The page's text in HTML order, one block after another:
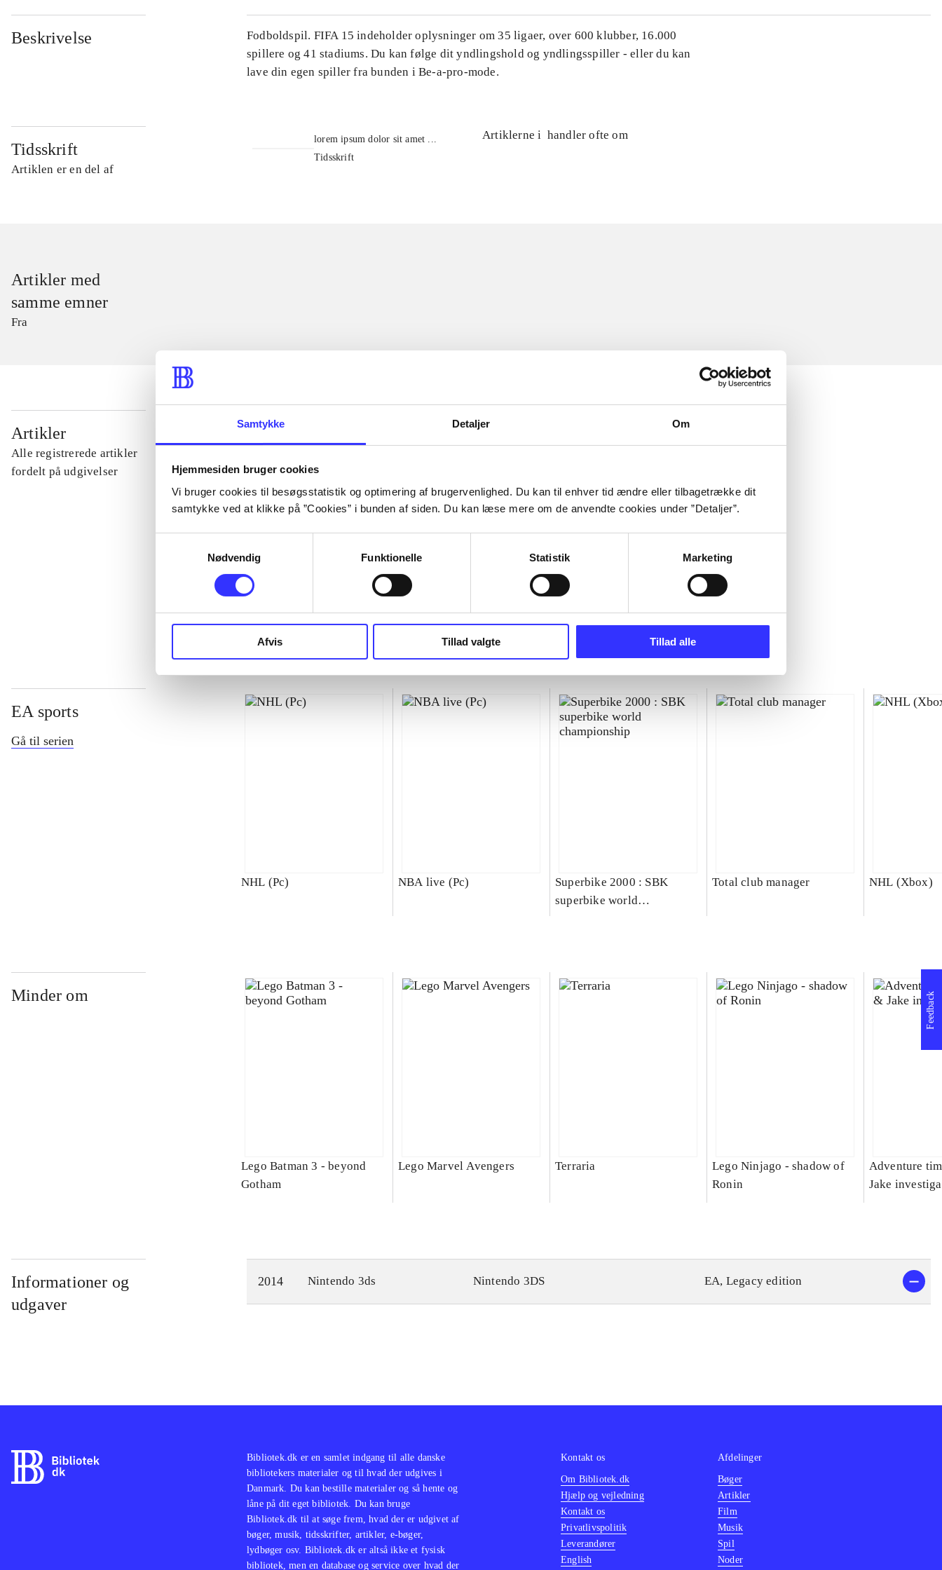
Samtykke Detaljer Om
Hjemmesiden bruger cookies
Vi bruger cookies til besøgsstatistik og optimering af brugervenlighed. Du kan til enhver tid ændre eller tilbagetrække dit
samtykke ved at klikke på ”Cookies” i bunden af siden. Du kan læse mere om de anvendte cookies under ”Detaljer”.
Nødvendig
Funktionelle Statistik Marketing
Afvis Tillad valgte Tillad alle
Beskrivelse
Fodboldspil. FIFA 15 indeholder oplysninger om 35 ligaer, over 600 klubber, 16.000
spillere og 41 stadiums. Du kan følge dit yndlingshold og yndlingsspiller - eller du kan
lave din egen spiller fra bunden i Be-a-pro-mode.
Tidsskrift
Artiklen er en del af
lorem ipsum dolor sit amet ...
Tidsskrift
Artiklerne i handler ofte om
Artikler med
samme emner
Fra
Artikler
Alle registrerede artikler
fordelt på udgivelser
...
...
...
...
EA sports
Gå til serien
NHL (Pc) NBA live (Pc)
Superbike 2000 : SBK
superbike world
Total club manager NHL (Xbox)
Minder om
Lego Batman 3 - beyond
Gotham
Lego Marvel Avengers Terraria
Lego Ninjago - shadow of
Ronin
Adventure
Jake
Informationer og
udgaver
2014 Nintendo 3ds Nintendo 3DS EA, Legacy edition
Feedback
Bibliotek.dk er en samlet indgang til alle danske
bibliotekers materialer og til hvad der udgives i
Danmark. Du kan bestille materialer og så hente og
låne på dit eget bibliotek. Du kan bruge
Bibliotek.dk til at søge frem, hvad der er udgivet af
bøger, musik, tidsskrifter, artikler, e-bøger,
lydbøger osv. Bibliotek.dk er altså ikke et fysisk
bibliotek, men en database og service over hvad der
Kontakt os
Om Bibliotek.dk
Hjælp og vejledning
Kontakt os
Privatlivspolitik
Leverandører
English
Afdelinger
Bøger
Artikler
Film
Musik
Spil
Noder